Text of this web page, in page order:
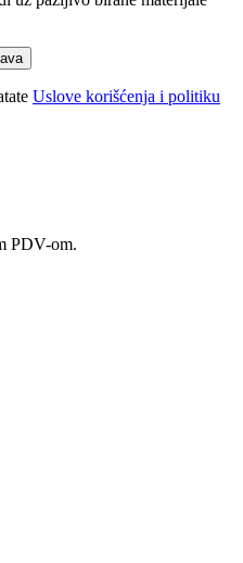
Uslove korišćenja i politiku
PDV-om.